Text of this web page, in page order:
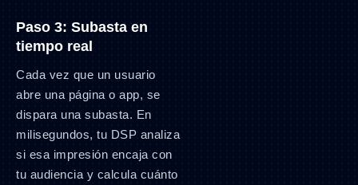
Paso 3: Subasta en
tiempo real
Cada vez que un usuario
abre una página o app, se
dispara una subasta. En
milisegundos, tu DSP analiza
si esa impresión encaja con
tu audiencia y calcula cuánto